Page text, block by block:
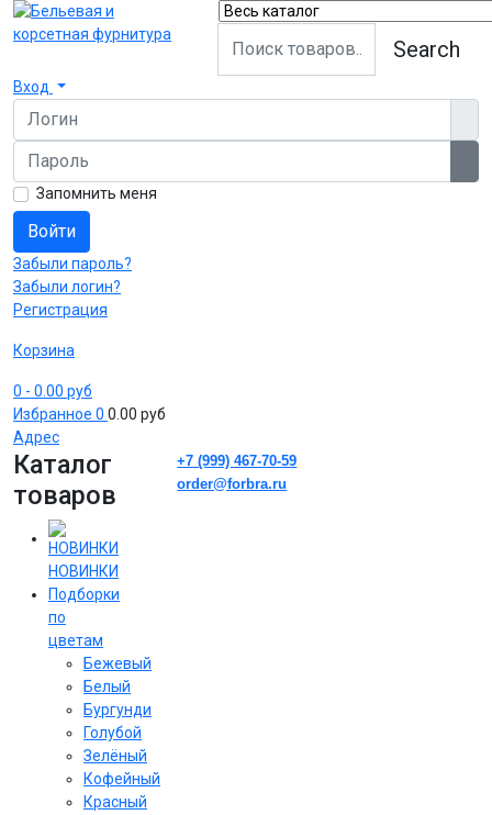
Search
Вход
Логин
Пароль
Запомнить меня
Войти
Забыли пароль?
Забыли логин?
Регистрация
Корзина
0 - 0.00 руб
Избранное 0 0.00 руб
Адрес
Каталог
товаров
НОВИНКИ
Подборки
по
цветам
Бежевый
Белый
Бургунди
Голубой
Зелёный
Кофейный
Красный
+7 (999) 467-70-59
order@forbra.ru